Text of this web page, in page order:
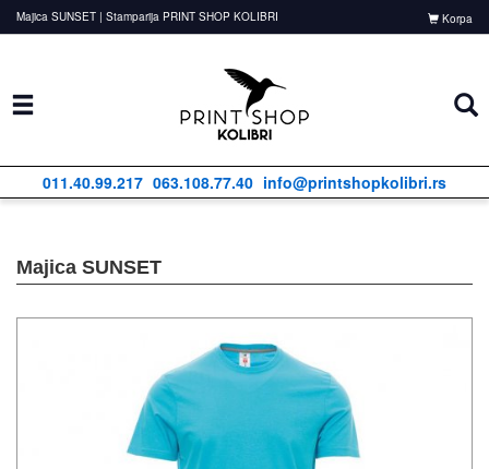
Majica SUNSET | Stamparija PRINT SHOP KOLIBRI Korpa
011.40.99.217 063.108.77.40 info@printshopkolibri.rs
Majica SUNSET